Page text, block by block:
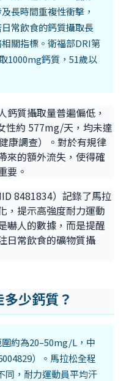
長時間重複性衝擊，
常飲食的鈣質攝取長
關指標。衛福部DRI第
1000mg鈣質，51歲以
鈣質攝取量普遍偏低，
性約 577mg/天，均未達
康調查）。對於有規律
來的額外流失，使得確
要。
8481834）記錄了馬拉
，提示高強度耐力運動
嚇人的數據，而是提醒
日常飲食的礦物質攝
少鈣質？
約為20–50mg/L，中
）。馬拉松全程
同，耐力運動員平均汗